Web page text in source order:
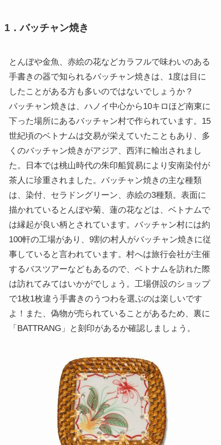
1．バッチャン焼き
とんぼや金魚、赤絵の花などカラフルで味わいのある
手書きの器で知られるバッチャン焼きは、1度は目に
したことがある方も多いのではないでしょうか？
バッチャン焼きは、ハノイ中心から10キロほど南東に
下った場所にあるバッチャン村で作られています。15
世紀頃のベトナムは交易が栄えていたこともあり、多
くのバッチャン焼きがアジア、西洋に輸出されまし
た。日本では桃山時代の朱印船貿易により安南染付が
茶人に珍重されました。バッチャン焼きの主な種類
は、染付、セラドングリーン、赤絵の3種類。表面に
描かれているとんぼや菊、蓮の花などは、ベトナムで
は縁起が良い柄とされています。バッチャン村には約
100軒の工場があり、9割の村人がバッチャン焼きに従
事していると言われています。村へは旅行会社が主催
するバスツアーなどもあるので、ベトナムを訪れた際
は訪れてみてはいかがでしょう。工場併設のショップ
で1枚1枚違う手書きのうつわを選ぶのは楽しいです
よ！また、偽物が売られていることがあるため、裏に
「BATTRANG」と刻印があるか確認しましょう。